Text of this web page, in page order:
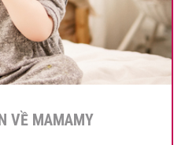
VỀ MAMAMY